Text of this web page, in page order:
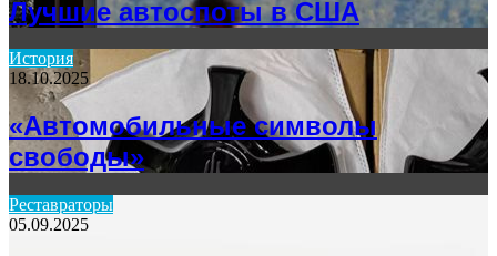
Лучшие автоспоты в США
История
18.10.2025
«Автомобильные символы
свободы»
Реставраторы
05.09.2025